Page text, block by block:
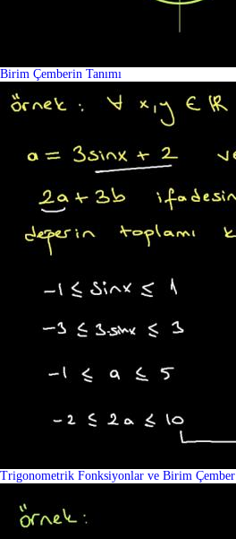
Birim Çemberin Tanımı
Trigonometrik Fonksiyonlar ve Birim Çember